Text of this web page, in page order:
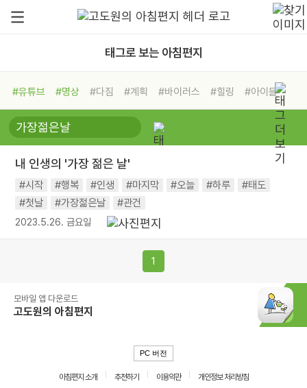
태그로 보는 아침편지
#유튜브 #명상 #다짐 #계획 #바이러스 #힐링
#아이들
#비전캠프
#독서캠프 #삶
#희망
#나눔 #친구 #링컨학교
#독서
#건강 #면역력
내 인생의 '가장 젊은 날'
#시작 #행복 #인생 #마지막 #오늘 #하루
#태도
#첫날
#가장젊은날 #관건
2023.5.26. 금요일
1
모바일 앱 다운로드
고도원의 아침편지
PC 버전
아침편지 소개 추천하기 이용약관
개인정보 처리방침